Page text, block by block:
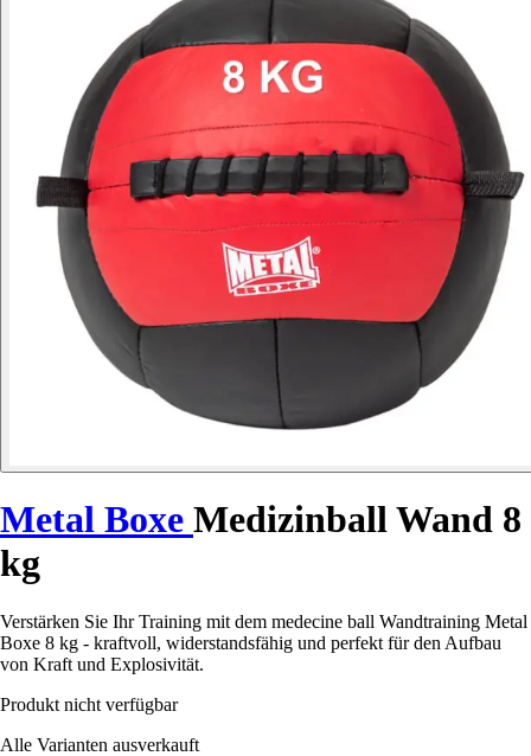
Metal Boxe Medizinball Wand 8
kg
Verstärken Sie Ihr Training mit dem medecine ball Wandtraining Metal
Boxe 8 kg - kraftvoll, widerstandsfähig und perfekt für den Aufbau
von Kraft und Explosivität.
Produkt nicht verfügbar
Alle Varianten ausverkauft